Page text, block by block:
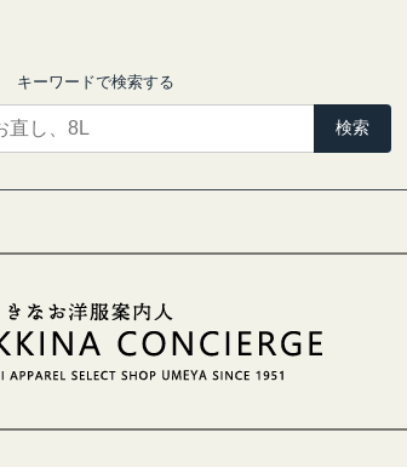
キーワードで検索する
検索